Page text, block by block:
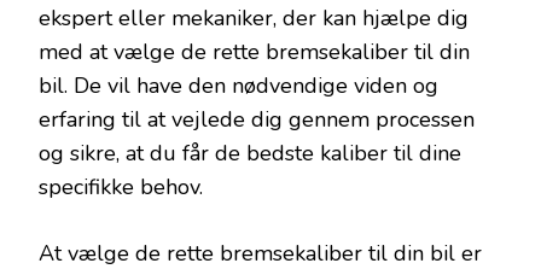
ekspert eller mekaniker, der kan hjælpe dig
med at vælge de rette bremsekaliber til din
bil. De vil have den nødvendige viden og
erfaring til at vejlede dig gennem processen
og sikre, at du får de bedste kaliber til dine
specifikke behov.
At vælge de rette bremsekaliber til din bil er